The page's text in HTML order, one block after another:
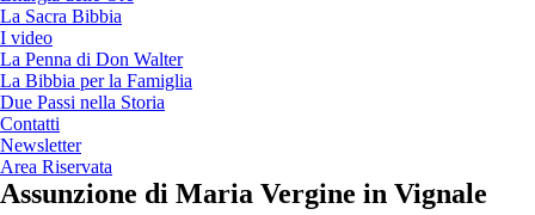
La Sacra Bibbia
I video
La Penna di Don Walter
La Bibbia per la Famiglia
Due Passi nella Storia
Contatti
Newsletter
Area Riservata
Assunzione di Maria Vergine in Vignale